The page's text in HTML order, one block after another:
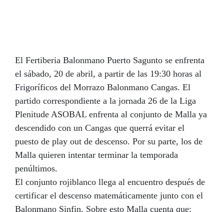
El Fertiberia Balonmano Puerto Sagunto se enfrenta
el sábado, 20 de abril, a partir de las 19:30 horas al
Frigoríficos del Morrazo Balonmano Cangas. El
partido correspondiente a la jornada 26 de la Liga
Plenitude ASOBAL enfrenta al conjunto de Malla ya
descendido con un Cangas que querrá evitar el
puesto de play out de descenso. Por su parte, los de
Malla quieren intentar terminar la temporada
penúltimos.
El conjunto rojiblanco llega al encuentro después de
certificar el descenso matemáticamente junto con el
Balonmano Sinfin. Sobre esto Malla cuenta que: